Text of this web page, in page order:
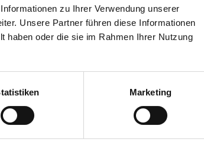
zu Ihrer Verwendung unserer
Unsere Partner führen diese Informationen
haben oder die sie im Rahmen Ihrer Nutzung
Marketing
März 2026
November 2025
Oktober 2025
Mai 2025
April 2025
März 2025